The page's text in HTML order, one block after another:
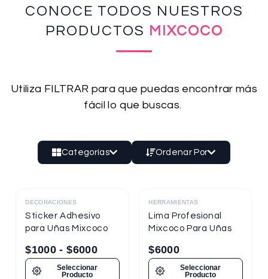
CONOCE TODOS NUESTROS
PRODUCTOS MIXCOCO
Utiliza FILTRAR para que puedas encontrar más
fácil lo que buscas.
Categorías Ordenar Por
Destacado
DECORACIONES
Sticker Adhesivo
para Uñas Mixcoco
$1000 - $6000
Seleccionar
Producto
Destacado
HERRAMIENTAS
Lima Profesional
Mixcoco Para Uñas
$6000
Seleccionar
Producto